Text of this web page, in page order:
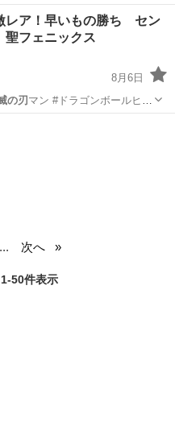
ー通勤OK＆無料駐車場あり
城県常陸大宮市》 人気の
他
レア！早いもの勝ち セン
フェニックス
8月6日
の刃 マン #ドラゴンボールヒー
... 次へ
50件表示